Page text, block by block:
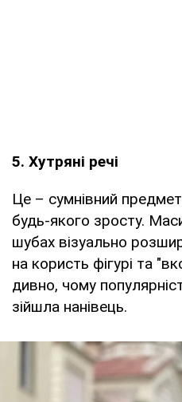
5. Хутряні речі
Це – сумнівний
будь-якого зросту.
шубах візуально
на користь фігурі та
дивно, чому
зійшла нанівець.